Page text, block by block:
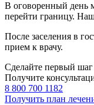
В оговоренный день
перейти границу.
После заселения в
прием к врачу.
Сделайте первый
Получите
8 800 700 1182
Получить план